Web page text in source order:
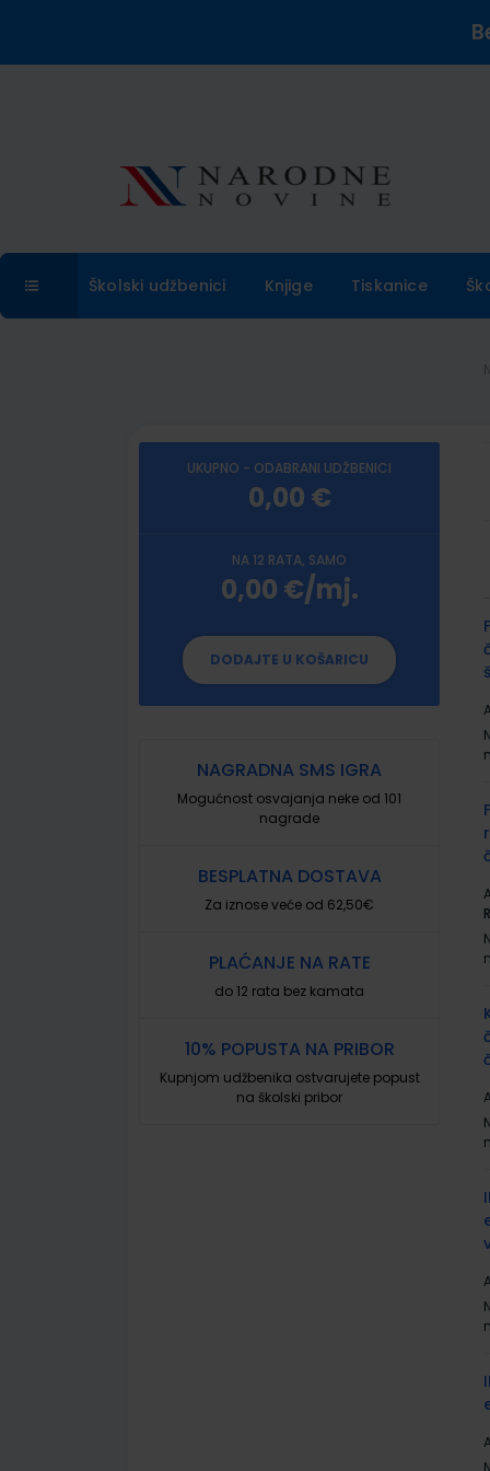
Školski udžbenici Knjige Tiskanice
UKUPNO - ODABRANI UDŽBENICI
0,00 €
NA 12 RATA, SAMO
0,00 €/mj.
DODAJTE U KOŠARICU
NAGRADNA SMS IGRA
Mogućnost osvajanja neke od 101
nagrade
BESPLATNA DOSTAVA
Za iznose veće od 62,50€
PLAĆANJE NA RATE
do 12 rata bez kamata
10% POPUSTA NA PRIBOR
Kupnjom udžbenika ostvarujete popust
na školski pribor